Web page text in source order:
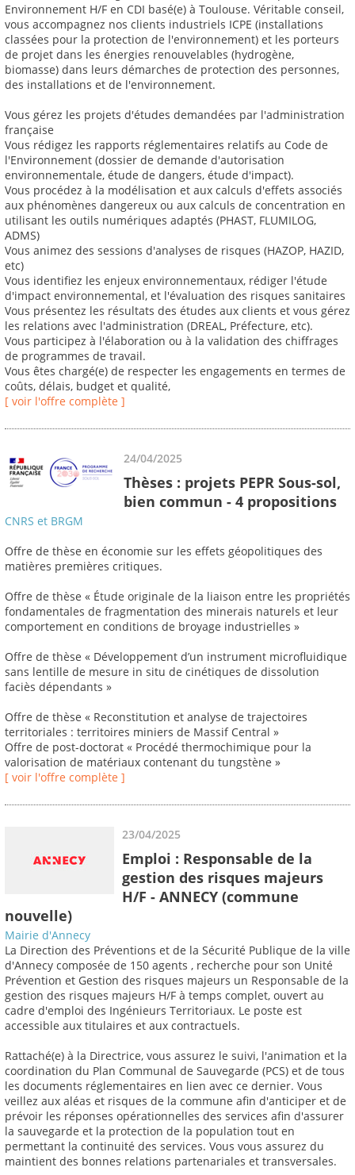
Environnement H/F en CDI basé(e) à Toulouse. Véritable conseil,
vous accompagnez nos clients industriels ICPE (installations
classées pour la protection de l'environnement) et les porteurs
de projet dans les énergies renouvelables (hydrogène,
biomasse) dans leurs démarches de protection des personnes,
des installations et de l'environnement.
Vous gérez les projets d'études demandées par l'administration
française
Vous rédigez les rapports réglementaires relatifs au Code de
l'Environnement (dossier de demande d'autorisation
environnementale, étude de dangers, étude d'impact).
Vous procédez à la modélisation et aux calculs d'effets associés
aux phénomènes dangereux ou aux calculs de concentration en
utilisant les outils numériques adaptés (PHAST, FLUMILOG,
ADMS)
Vous animez des sessions d'analyses de risques (HAZOP, HAZID,
etc)
Vous identifiez les enjeux environnementaux, rédiger l'étude
d'impact environnemental, et l'évaluation des risques sanitaires
Vous présentez les résultats des études aux clients et vous gérez
les relations avec l'administration (DREAL, Préfecture, etc).
Vous participez à l'élaboration ou à la validation des chiffrages
de programmes de travail.
Vous êtes chargé(e) de respecter les engagements en termes de
coûts, délais, budget et qualité,
[ voir l'offre complète ]
24/04/2025
Thèses : projets PEPR Sous-sol,
bien commun - 4 propositions
CNRS et BRGM
Offre de thèse en économie sur les effets géopolitiques des
matières premières critiques.
Offre de thèse « Étude originale de la liaison entre les propriétés
fondamentales de fragmentation des minerais naturels et leur
comportement en conditions de broyage industrielles »
Offre de thèse « Développement d’un instrument microfluidique
sans lentille de mesure in situ de cinétiques de dissolution
faciès dépendants »
Offre de thèse « Reconstitution et analyse de trajectoires
territoriales : territoires miniers de Massif Central »
Offre de post-doctorat « Procédé thermochimique pour la
valorisation de matériaux contenant du tungstène »
[ voir l'offre complète ]
23/04/2025
Emploi : Responsable de la
gestion des risques majeurs
H/F - ANNECY (commune
nouvelle)
Mairie d'Annecy
La Direction des Préventions et de la Sécurité Publique de la ville
d'Annecy composée de 150 agents , recherche pour son Unité
Prévention et Gestion des risques majeurs un Responsable de la
gestion des risques majeurs H/F à temps complet, ouvert au
cadre d'emploi des Ingénieurs Territoriaux. Le poste est
accessible aux titulaires et aux contractuels.
Rattaché(e) à la Directrice, vous assurez le suivi, l'animation et la
coordination du Plan Communal de Sauvegarde (PCS) et de tous
les documents réglementaires en lien avec ce dernier. Vous
veillez aux aléas et risques de la commune afin d'anticiper et de
prévoir les réponses opérationnelles des services afin d'assurer
la sauvegarde et la protection de la population tout en
permettant la continuité des services. Vous vous assurez du
maintient des bonnes relations partenariales et transversales.